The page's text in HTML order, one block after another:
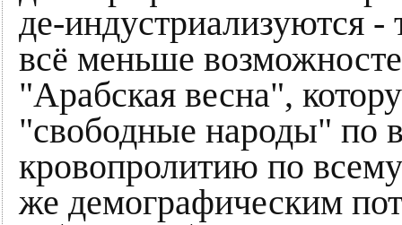
де-индустриализуются
всё меньше
"Арабская весна",
"свободные народы" по
кровопролитию по
же демографическим